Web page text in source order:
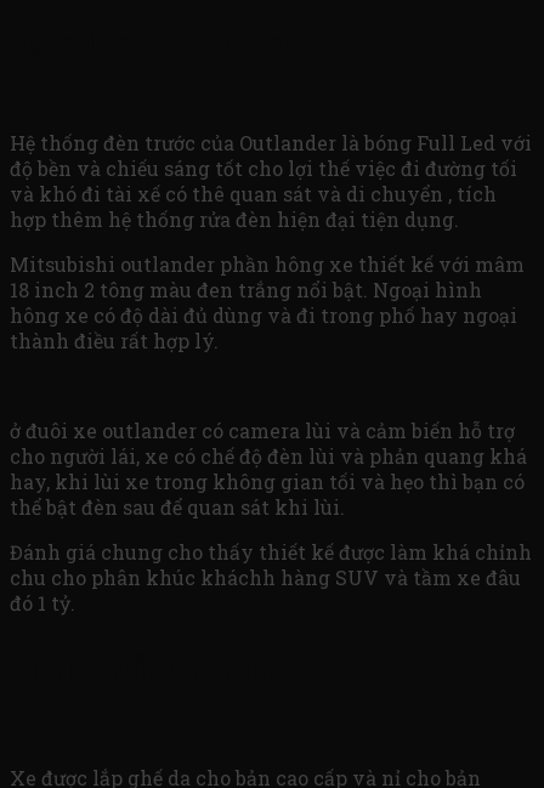
Hệ thống đèn trước của Outlander là bóng Full Led với
độ bền và chiếu sáng tốt cho lợi thế việc đi đường tối
và khó đi tài xế có thê quan sát và di chuyển , tích
hợp thêm hệ thống rửa đèn hiện đại tiện dụng.
Mitsubishi outlander phần hông xe thiết kế với mâm
18 inch 2 tông màu đen trắng nổi bật. Ngoại hình
hông xe có độ dài đủ dùng và đi trong phố hay ngoại
thành điều rất hợp lý.
ở đuôi xe outlander có camera lùi và cảm biến hỗ trợ
cho người lái, xe có chế độ đèn lùi và phản quang khá
hay, khi lùi xe trong không gian tối và hẹo thì bạn có
thể bật đèn sau để quan sát khi lùi.
Đánh giá chung cho thấy thiết kế được làm khá chỉnh
chu cho phân khúc kháchh hàng SUV và tầm xe đâu
đó 1 tỷ.
Xe được lắp ghế da cho bản cao cấp và nỉ cho bản